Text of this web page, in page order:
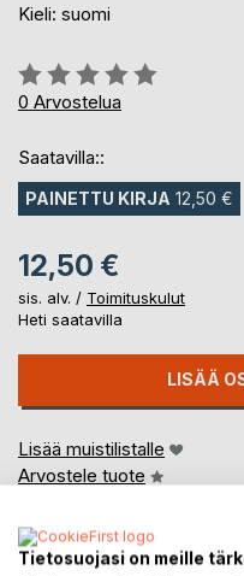
Kieli: suomi
Arvostelu::
0%
0 Arvostelua
Saatavilla::
PAINETTU KIRJA 12,50 €
12,50 €
sis. alv. / Toimituskulut
Heti saatavilla
LISÄÄ
Lisää muistilistalle
Arvostele tuote
Tietosuojasi on meille